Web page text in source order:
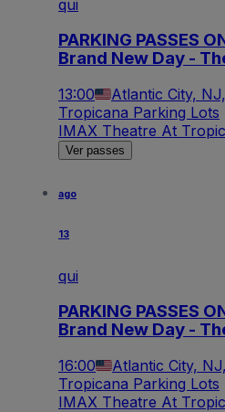
qui
PARKING PASSES
Brand New Day -
13:00 Atlantic City,
Tropicana Parking Lots
IMAX Theatre At
Ver passes
ago
13
qui
PARKING PASSES
Brand New Day -
16:00 Atlantic City,
Tropicana Parking Lots
IMAX Theatre At